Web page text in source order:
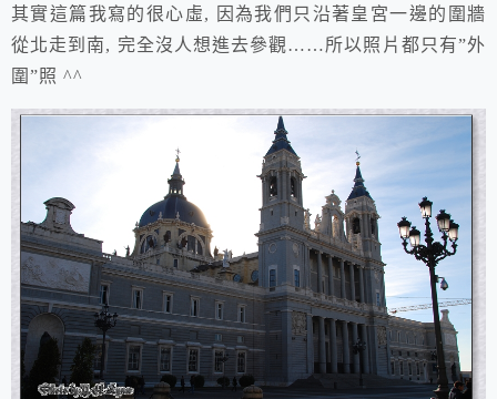
其實這篇我寫的很心虛, 因為我們只沿著皇宮一邊的圍牆
從北走到南, 完全沒人想進去參觀……所以照片都只有”外
圍”照 ^^